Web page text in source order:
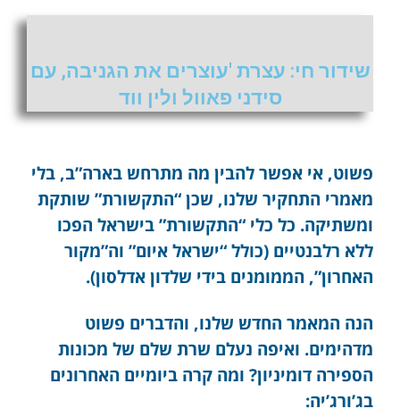
שידור חי: עצרת 'עוצרים את הגניבה, עם
סידני פאוול ולין ווד
פשוט, אי אפשר להבין מה מתרחש בארה”ב, בלי
מאמרי התחקיר שלנו, שכן “התקשורת” שותקת
ומשתיקה. כל כלי “התקשורת” בישראל הפכו
ללא רלבנטיים (כולל “ישראל איום” וה”מקור
האחרון”, הממומנים בידי שלדון אדלסון).
הנה המאמר החדש שלנו, והדברים פשוט
מדהימים. ואיפה נעלם שרת שלם של מכונות
הספירה דומיניון? ומה קרה ביומיים האחרונים
בג’ורג’יה: